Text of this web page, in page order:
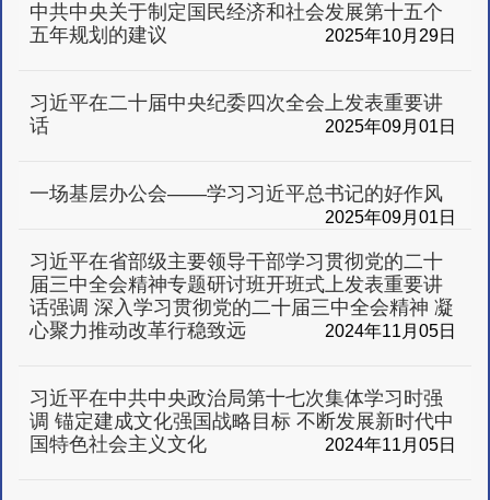
中共中央关于制定国民经济和社会发展第十五个
五年规划的建议
2025年10月29日
习近平在二十届中央纪委四次全会上发表重要讲
话
2025年09月01日
一场基层办公会——学习习近平总书记的好作风
2025年09月01日
习近平在省部级主要领导干部学习贯彻党的二十
届三中全会精神专题研讨班开班式上发表重要讲
话强调 深入学习贯彻党的二十届三中全会精神 凝
心聚力推动改革行稳致远
2024年11月05日
习近平在中共中央政治局第十七次集体学习时强
调 锚定建成文化强国战略目标 不断发展新时代中
国特色社会主义文化
2024年11月05日